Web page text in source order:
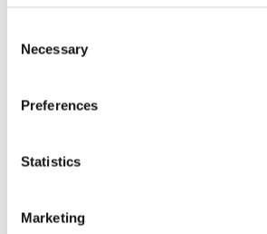
Selection
Necessary
Preferences
Statistics
Marketing
Bilstereo / Baslådor / Passiva